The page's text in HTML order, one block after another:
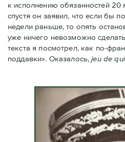
к исполнению обязанностей
спустя oн заявил, что если бы
недели раньше, то опять
уже ничего невозможно
текста я посмотрел, как по-
поддавки». Оказалось,jeu de